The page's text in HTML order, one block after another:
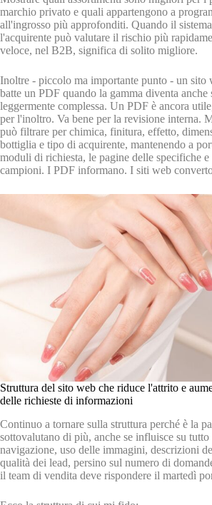
marchio privato e quali appartengono a
all'ingrosso più approfonditi. Quando il
l'acquirente può valutare il rischio più
veloce, nel B2B, significa di solito migliore.
Inoltre - piccolo ma importante punto - un sito
batte un PDF quando la gamma diventa anche
leggermente complessa. Un PDF è ancora
per l'inoltro. Va bene per la revisione interna.
può filtrare per chimica, finitura, effetto,
bottiglia e tipo di acquirente, mantenendo a
moduli di richiesta, le pagine delle specifiche
campioni. I PDF informano. I siti web
Struttura del sito web che riduce l'attrito e
delle richieste di informazioni
Continuo a tornare sulla struttura perché è la
sottovalutano di più, anche se influisce su tutto
navigazione, uso delle immagini, descrizioni
qualità dei lead, persino sul numero di
il team di vendita deve rispondere il martedì